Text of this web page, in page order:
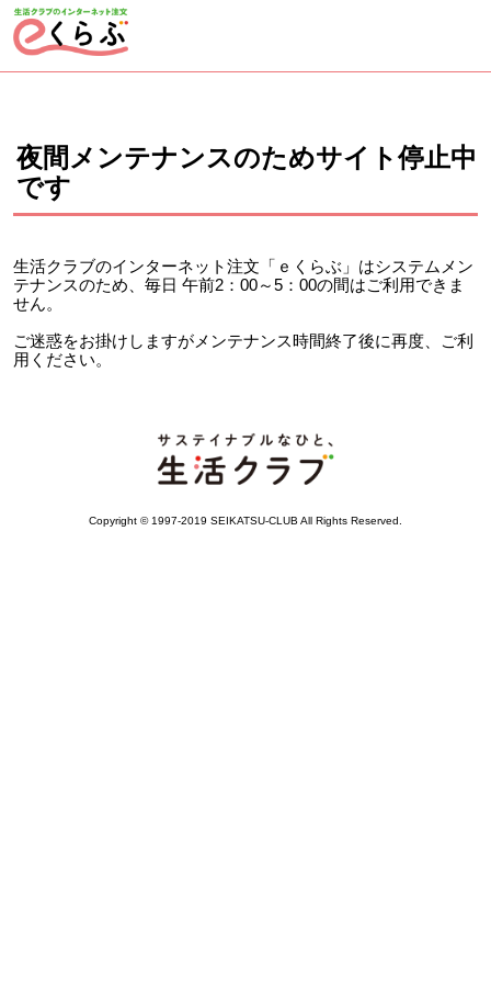
ページの先頭です。
夜間メンテナンスのためサイト停止中
です
生活クラブのインターネット注文「ｅくらぶ」はシステムメン
テナンスのため、毎日 午前2：00～5：00の間はご利用できま
せん。
ご迷惑をお掛けしますがメンテナンス時間終了後に再度、ご利
用ください。
Copyright © 1997-2019 SEIKATSU-CLUB All Rights Reserved.